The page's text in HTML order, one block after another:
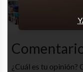
¿Cuál es tu opinión?